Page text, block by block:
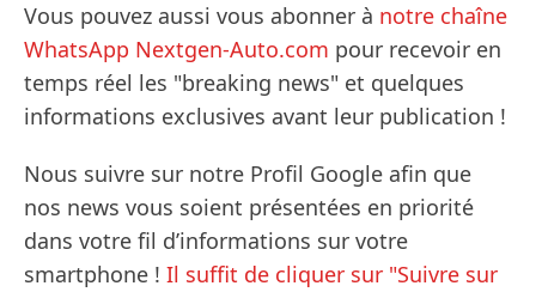
Vous pouvez aussi vous abonner à notre chaîne
WhatsApp Nextgen-Auto.com pour recevoir en
temps réel les "breaking news" et quelques
informations exclusives avant leur publication !
Nous suivre sur notre Profil Google afin que
nos news vous soient présentées en priorité
dans votre fil d’informations sur votre
smartphone ! Il suffit de cliquer sur "Suivre sur